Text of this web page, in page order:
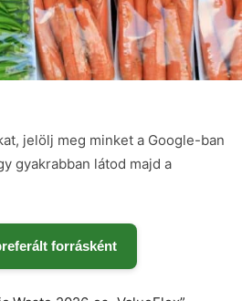
jelölj meg minket a Google-ban
gyakrabban látod majd a
forrásként